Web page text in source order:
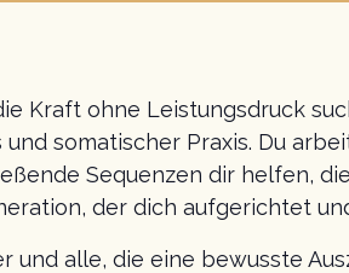
Kraft ohne Leistungsdruck
und somatischer Praxis. Du
Sequenzen dir helfen,
der dich aufgerichtet
und alle, die eine bewusste